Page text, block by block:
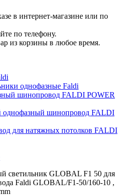
в интернет-магазине или по
по телефону.
из корзины в любое время.
однофазные Faldi
шинопровод FALDI POWER
однофазный шинопровод FALDI
для натяжных потолков FALDI
светильник GLOBAL F1 50 для
Faldi GLOBAL/F1-50/160-10 ,